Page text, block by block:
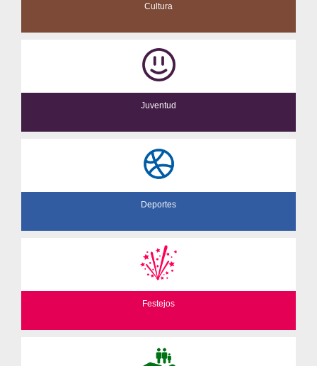
Cultura
Juventud
Deportes
Festejos